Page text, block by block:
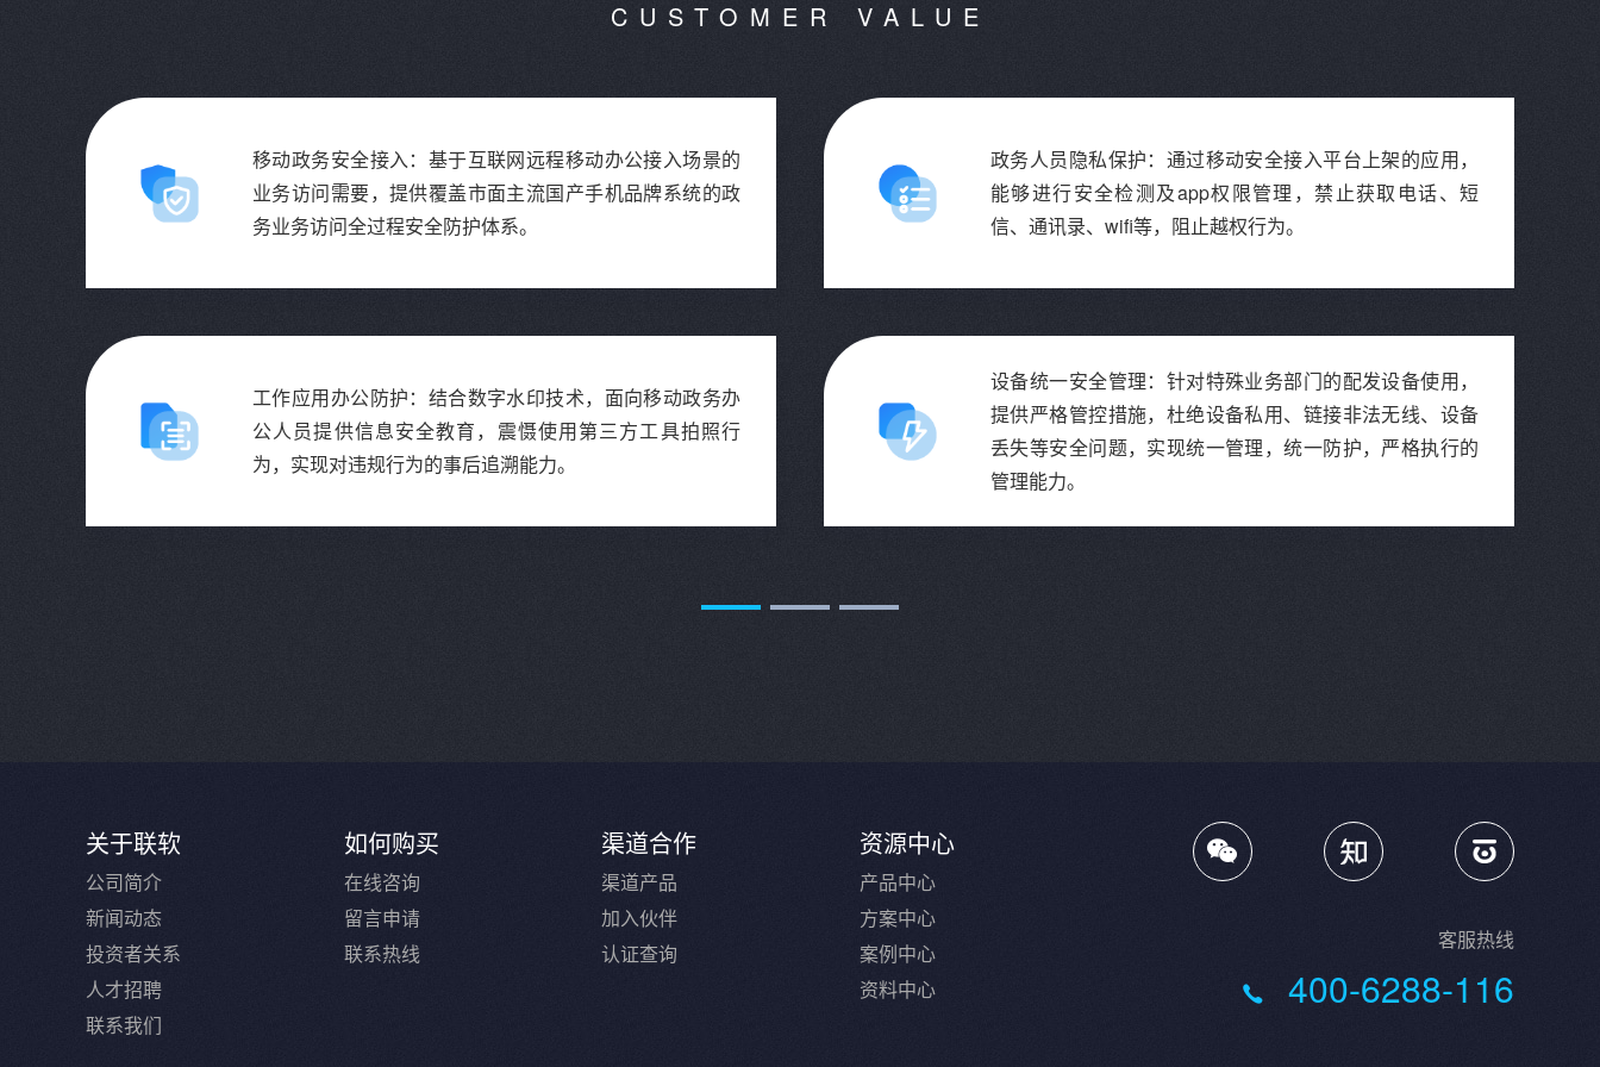
CUSTOMER VALUE
移动政务安全接入：基于互联网远程移动办公接入场景的
业务访问需要，提供覆盖市面主流国产手机品牌系统的政
务业务访问全过程安全防护体系。
政务人员隐私保护：通过移动安全接入平台上架的应用，
能够进行安全检测及app权限管理，禁止获取电话、短
信、通讯录、wifi等，阻止越权行为。
工作应用办公防护：结合数字水印技术，面向移动政务办
公人员提供信息安全教育，震慑使用第三方工具拍照行
为，实现对违规行为的事后追溯能力。
设备统一安全管理：针对特殊业务部门的配发设备使用，
提供严格管控措施，杜绝设备私用、链接非法无线、设备
丢失等安全问题，实现统一管理，统一防护，严格执行的
管理能力。
关于联软
公司简介
新闻动态
投资者关系
人才招聘
联系我们
如何购买
在线咨询
留言申请
联系热线
渠道合作
渠道产品
加入伙伴
认证查询
资源中心
产品中心
方案中心
案例中心
资料中心

客服热线
 400-6288-116